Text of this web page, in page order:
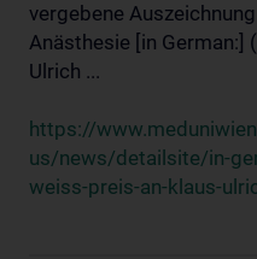
vergebene
Anästhesie [in German:]
Ulrich ...
https://
us/news/detailsite/in-
weiss-preis-an-klaus-